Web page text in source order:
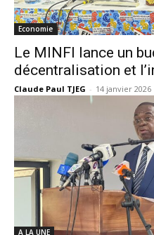
Economie
Le MINFI lance un
décentralisation et
Claude Paul TJEG - 14 janvier 2026
A LA UNE